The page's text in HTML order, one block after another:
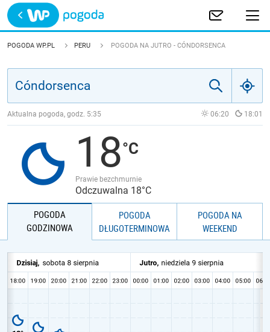
Trwa ładowanie
POLSKA
JAKOŚĆ POWIETRZA
POGODA WP.PL PERU POGODA NA JUTRO - CÓNDORSENCA
Aktualna pogoda, godz. 5:35 06:20 18:01
18
Prawie bezchmurnie
Odczuwalna 18°C
POGODA
GODZINOWA
POGODA
DŁUGOTERMINOWA
POGODA NA
WEEKEND